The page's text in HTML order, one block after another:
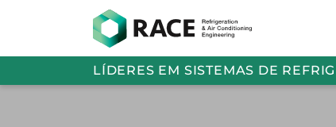
LÍDERES EM SISTEMAS DE